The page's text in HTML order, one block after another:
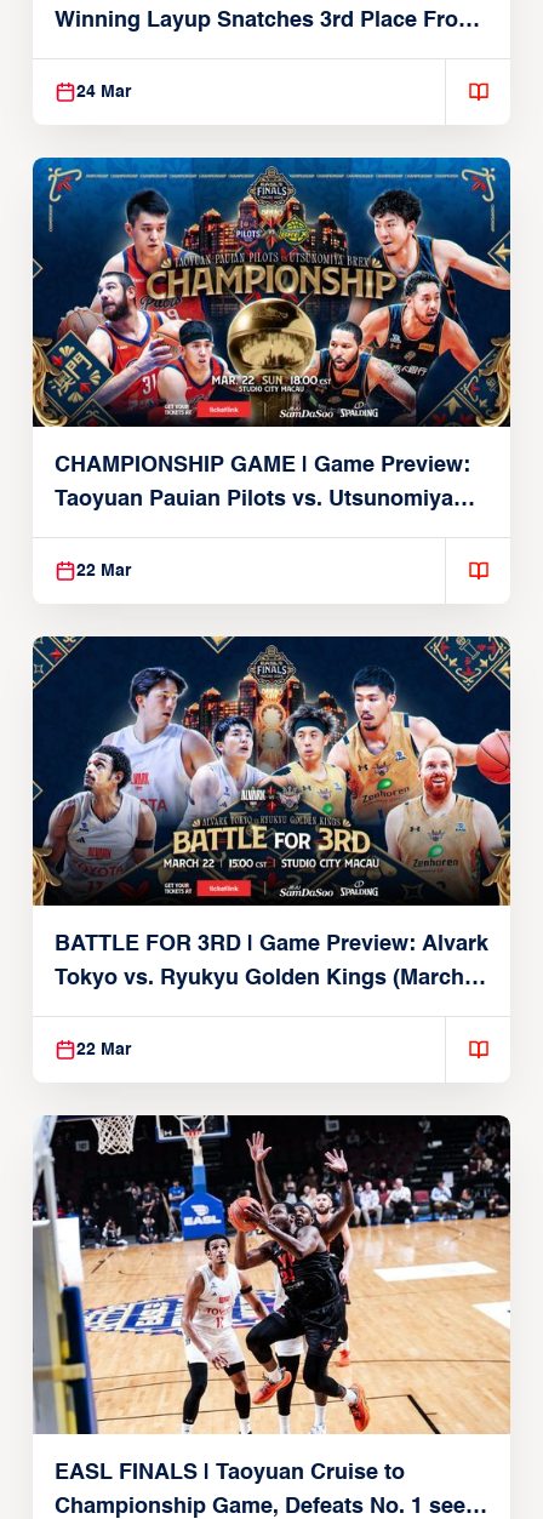
Winning Layup Snatches 3rd Place From
Alvark
24 Mar
CHAMPIONSHIP GAME | Game Preview:
Taoyuan Pauian Pilots vs. Utsunomiya
Brex (March 22, 2026)
22 Mar
BATTLE FOR 3RD | Game Preview: Alvark
Tokyo vs. Ryukyu Golden Kings (March
22, 2026)
22 Mar
EASL FINALS | Taoyuan Cruise to
Championship Game, Defeats No. 1 seed